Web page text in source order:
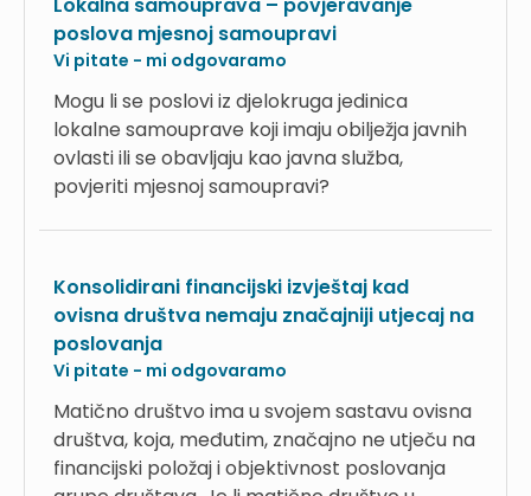
poslova mjesnoj samoupravi
Vi pitate - mi odgovaramo
Mogu li se poslovi iz djelokruga jedinica
lokalne samouprave koji imaju obilježja javnih
ovlasti ili se obavljaju kao javna služba,
povjeriti mjesnoj samoupravi?
Konsolidirani financijski izvještaj kad
ovisna društva nemaju značajniji utjecaj na
poslovanja
Vi pitate - mi odgovaramo
Matično društvo ima u svojem sastavu ovisna
društva, koja, međutim, značajno ne utječu na
financijski položaj i objektivnost poslovanja